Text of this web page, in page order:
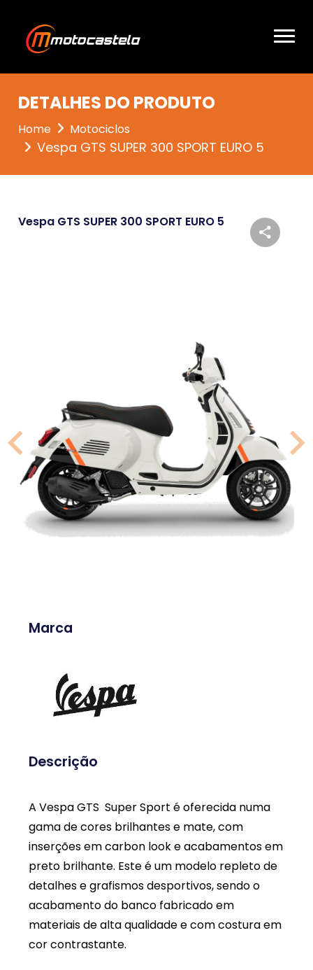
DETALHES DO PRODUTO
Home Motociclos
Vespa GTS SUPER 300 SPORT EURO 5
Vespa GTS SUPER 300 SPORT EURO 5
Marca
Descrição
A Vespa GTS Super Sport é oferecida numa
gama de cores brilhantes e mate, com
inserções em carbon look e acabamentos em
preto brilhante. Este é um modelo repleto de
detalhes e grafismos desportivos, sendo o
acabamento do banco fabricado em
materiais de alta qualidade e com costura em
cor contrastante.